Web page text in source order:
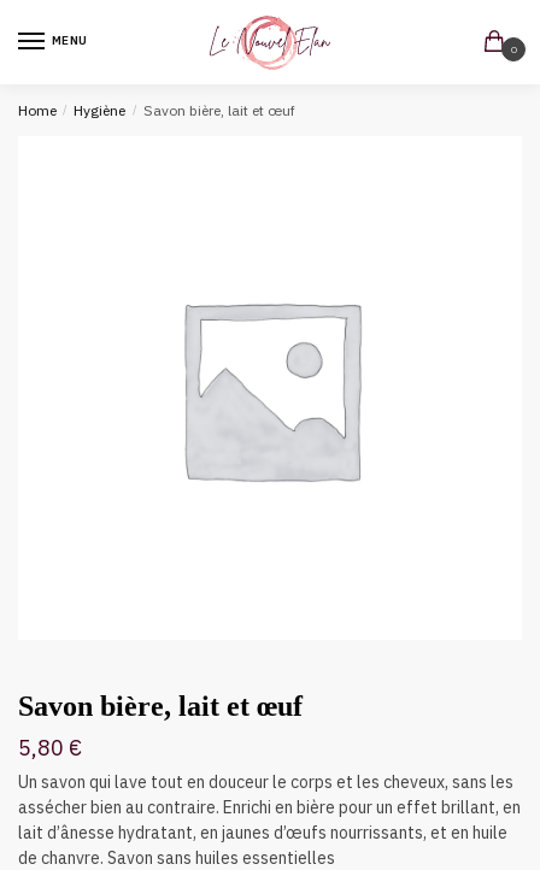
MENU
0
Home / Hygiène / Savon bière, lait et œuf
Savon bière, lait et œuf
5,80 €
Un savon qui lave tout en douceur le corps et les cheveux, sans les
assécher bien au contraire. Enrichi en bière pour un effet brillant, en
lait d’ânesse hydratant, en jaunes d’œufs nourrissants, et en huile
de chanvre. Savon sans huiles essentielles